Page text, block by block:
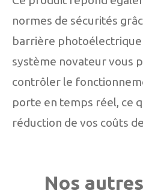
normes de sécurités
barrière photoélectrique
système novateur vous
contrôler le
porte en temps réel, ce
réduction de vos coûts
Nos